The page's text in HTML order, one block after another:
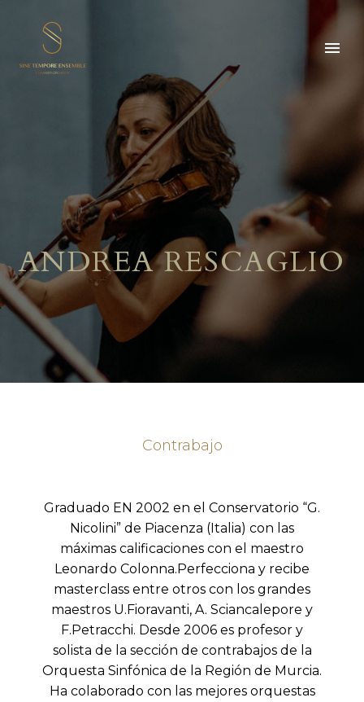
ANDREA RESCAGLIO
Contrabajo
Graduado EN 2002 en el Conservatorio “G.
Nicolini” de Piacenza (Italia) con las
máximas calificaciones con el maestro
Leonardo Colonna.Perfecciona y recibe
masterclass entre otros con los grandes
maestros U.Fioravanti, A. Sciancalepore y
F.Petracchi. Desde 2006 es profesor y
solista de la sección de contrabajos de la
Orquesta Sinfónica de la Región de Murcia.
Ha colaborado con las mejores orquestas